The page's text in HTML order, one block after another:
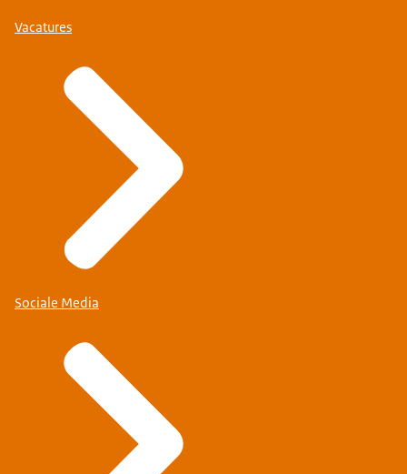
Vacatures
Sociale Media